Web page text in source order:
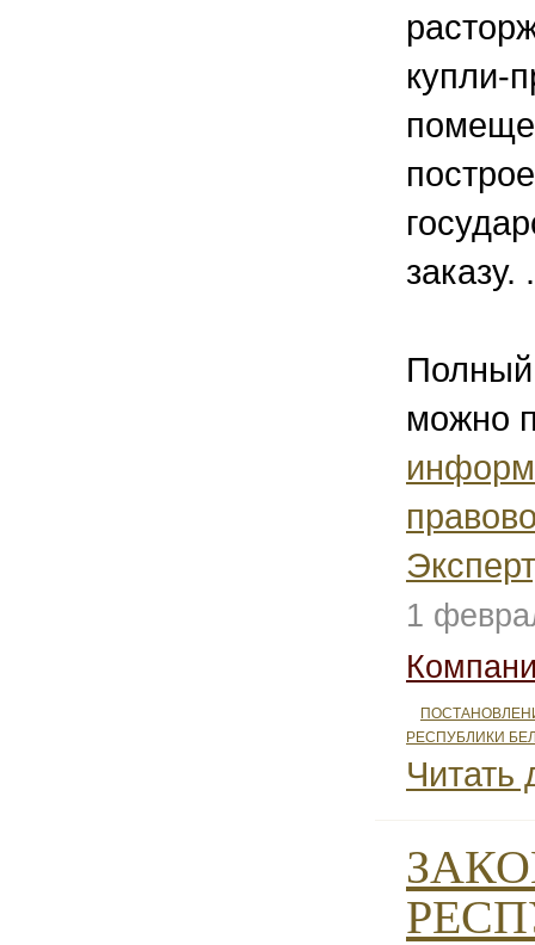
купли-
заказу.
Полный
можно
Эксперт
1
РЕСПУБЛИКИ
Читать